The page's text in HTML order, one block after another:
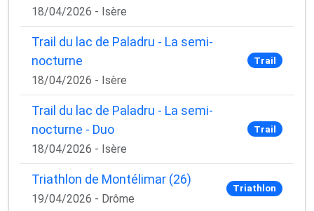
18/04/2026 - Isère
Trail du lac de Paladru - La semi-
nocturne
18/04/2026 - Isère
Trail
Trail du lac de Paladru - La semi-
nocturne - Duo
18/04/2026 - Isère
Trail
Triathlon de Montélimar (26)
19/04/2026 - Drôme
Triathlon